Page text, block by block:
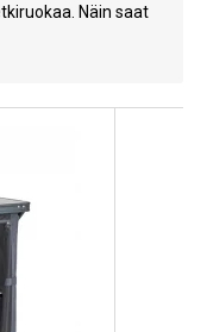
Näin saat